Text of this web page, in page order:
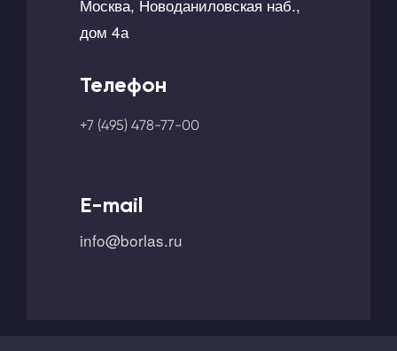
Москва, Новоданиловская наб.,
дом 4а
Телефон
+7 (495) 478-77-00
E-mail
info@borlas.ru